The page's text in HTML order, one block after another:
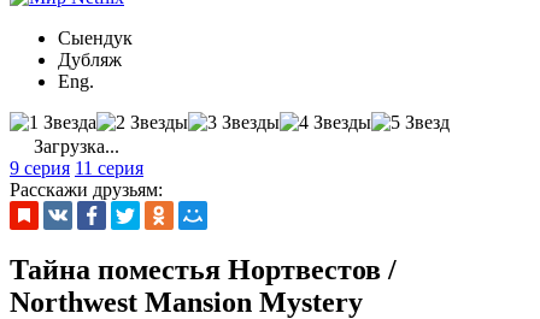
Сыендук
Дубляж
Eng.
Загрузка...
9 серия 11 серия
Расскажи друзьям:
Тайна поместья Нортвестов /
Northwest Mansion Mystery